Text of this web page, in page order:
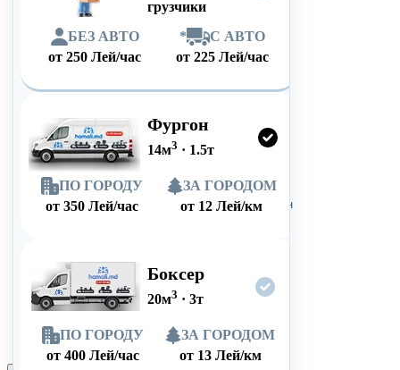
грузчики
БЕЗ АВТО
от250 Лей/час
*
С АВТО
от 225 Лей/час
Фургон
14м3 · 1.5т
ПО ГОРОДУ
от 350 Лей/час
ЗА ГОРОДОМ
от 12 Лей/км
Боксер
20м3 · 3т
ПО ГОРОДУ
от 400 Лей/час
ЗА ГОРОДОМ
от 13 Лей/км